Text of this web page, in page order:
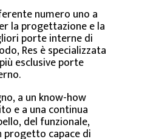
numero uno a
la progettazione e la
porte interne di
Res è specializzata
esclusive porte
a un know-how
e a una continua
del funzionale,
progetto capace di